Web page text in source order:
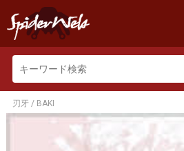
刃牙 / BAKI